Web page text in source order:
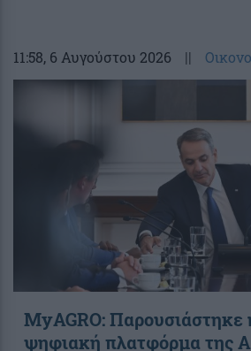
11:58, 6 Αυγούστου 2026 ||
ΜyAGRO: Παρουσιάστηκε
ψηφιακή πλατφόρμα της